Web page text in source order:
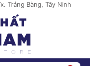
Trảng Bàng, Tây Ninh